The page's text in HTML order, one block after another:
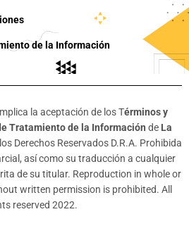
de la Información
la aceptación de los Términos y
Tratamiento de la Información de La
Derechos Reservados D.R.A. Prohibida
así como su traducción a cualquier
de su titular. Reproduction in whole or
written permission is prohibited. All
reserved 2022.